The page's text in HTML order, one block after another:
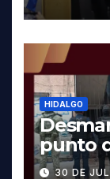
HIDALGO
punto
30 DE